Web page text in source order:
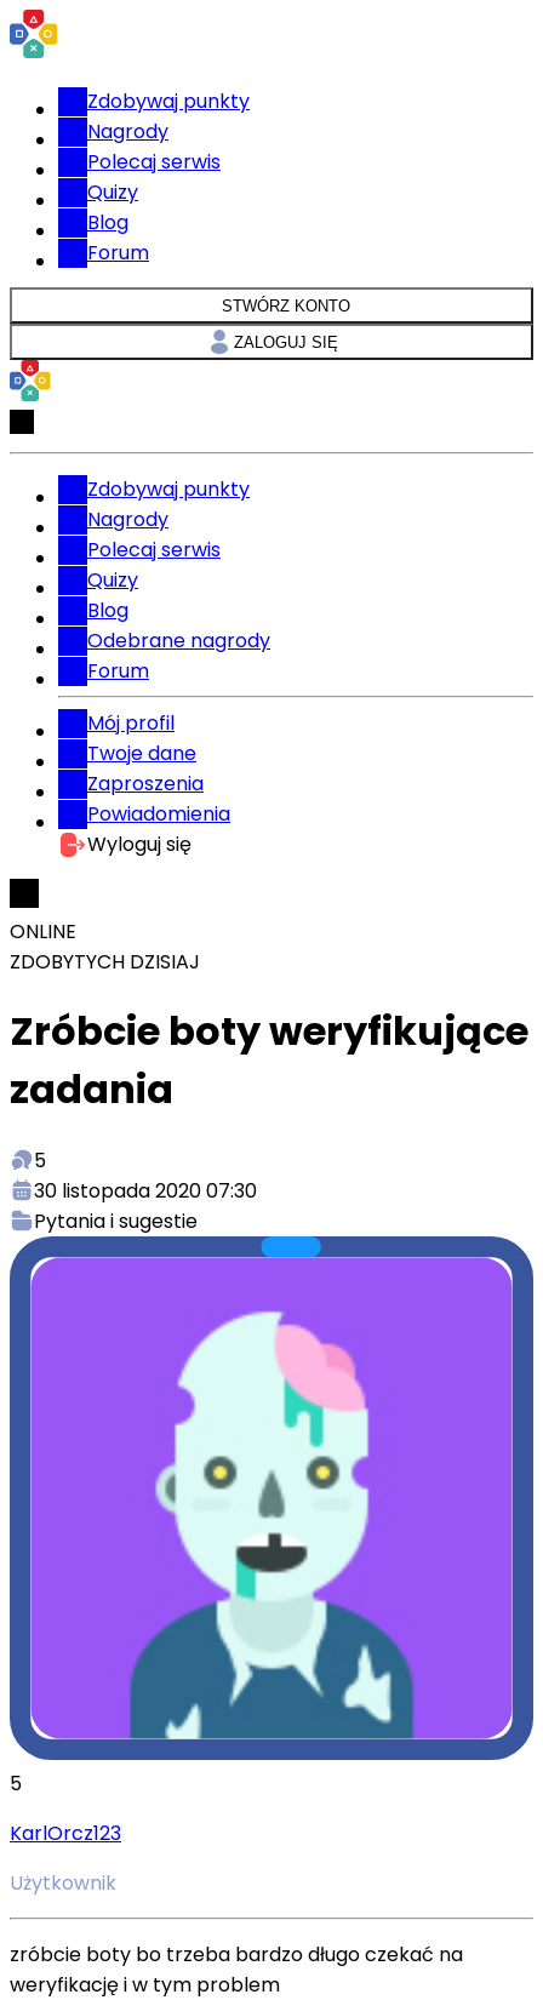
Zdobywaj punkty
Nagrody
Polecaj serwis
Quizy
Blog
Forum
STWÓRZ KONTO
ZALOGUJ SIĘ
Zdobywaj punkty
Nagrody
Polecaj serwis
Quizy
Blog
Odebrane nagrody
Forum
Mój profil
Twoje dane
Zaproszenia
Powiadomienia
Wyloguj się
ONLINE
ZDOBYTYCH DZISIAJ
Zróbcie boty weryfikujące
zadania
5
30 listopada 2020 07:30
Pytania i sugestie
5
KarlOrcz123
Użytkownik
zróbcie boty bo trzeba bardzo długo czekać na
weryfikację i w tym problem